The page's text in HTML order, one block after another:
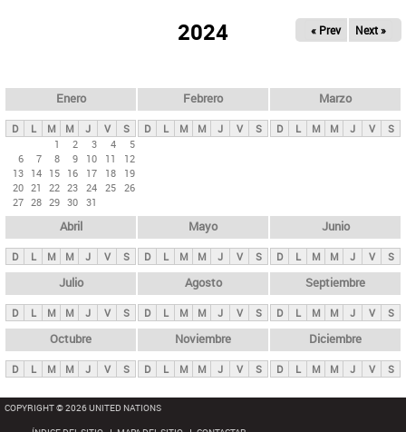
ds
p
n
i
p
a
l
s
2024 « Prev Next »
Enero
D L M M J V
S
1
2 3 4
5
6
7 8 9 10 11
12
13 14 15 16 17 18
19
20 21 22 23 24 25 26
27 28 29 30 31
Febrero
D L M M J V S
Marzo
D L M M J V S
Abril
D L M M J V S
Mayo
D L M M J V S
Junio
D L M M J V S
Julio
D L M M J V S
Agosto
D L M M J V S
Septiembre
D L M M J V S
Octubre
D L M M J V S
Noviembre
D L M M J V S
Diciembre
D L M M J V S
COPYRIGHT © 2026 UNITED NATIONS